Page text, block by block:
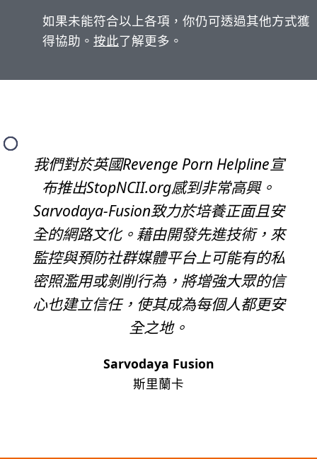
如果未能符合以上各項，你仍可透過其他方式獲
得協助。 按此了解更多。
我們對於英國Revenge Porn Helpline宣
布推出StopNCII.org感到非常高興。
Sarvodaya-Fusion致力於培養正面且安
全的網路文化。藉由開發先進技術，來
監控與預防社群媒體平台上可能有的私
密照濫用或剝削行為，將增強大眾的信
心也建立信任，使其成為每個人都更安
全之地。
Sarvodaya Fusion
斯里蘭卡